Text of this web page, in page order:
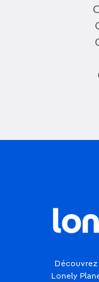
Lonely